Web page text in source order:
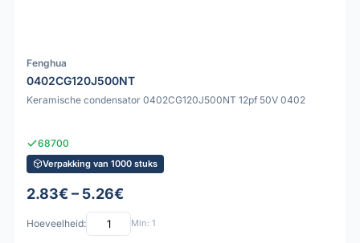
Fenghua
0402CG120J500NT
Keramische condensator 0402CG120J500NT 12pf 50V 0402
68700
Verpakking van 1000 stuks
2.83€ – 5.26€
Hoeveelheid: Min: 1